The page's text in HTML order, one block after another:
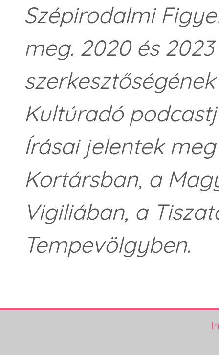
Szépirodalmi
meg. 2020 és
Kultúradó
Írásai jelentek
Kortársban, a
Vigiliában, a
Tempevölgyben.